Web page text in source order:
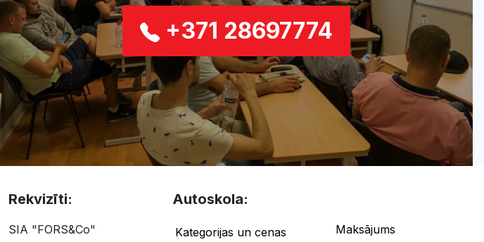
+371 28697774
Rekvizīti:
SIA "FORS&Co"
Autoskola:
Kategorijas un cenas
Maksājums